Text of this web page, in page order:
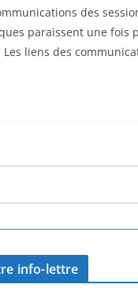
des
paraissent une fois
liens des
info-lettre